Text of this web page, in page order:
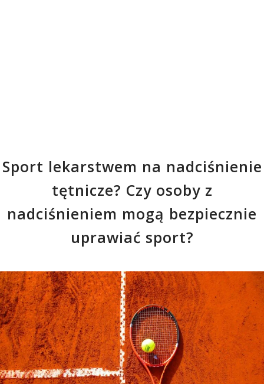
Sport lekarstwem na nadciśnienie
tętnicze? Czy osoby z
nadciśnieniem mogą bezpiecznie
uprawiać sport?